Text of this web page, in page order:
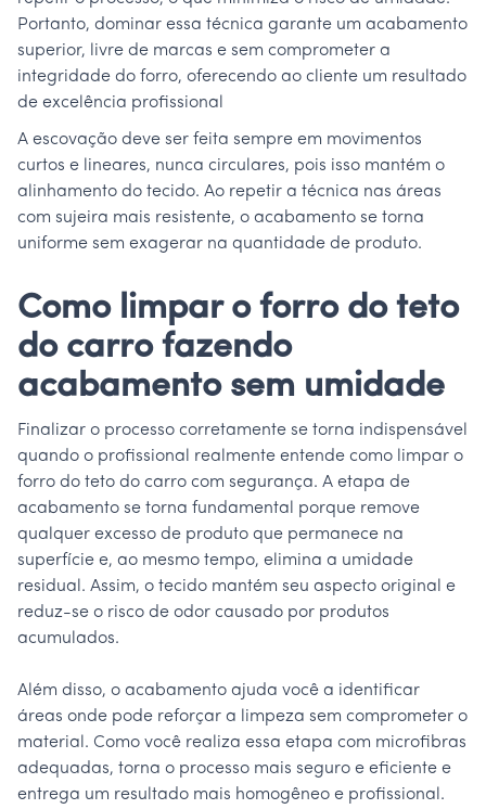
Portanto, dominar essa técnica garante um acabamento
superior, livre de marcas e sem comprometer a
integridade do forro, oferecendo ao cliente um resultado
de excelência profissional
A escovação deve ser feita sempre em movimentos
curtos e lineares, nunca circulares, pois isso mantém o
alinhamento do tecido. Ao repetir a técnica nas áreas
com sujeira mais resistente, o acabamento se torna
uniforme sem exagerar na quantidade de produto.
Como limpar o forro do teto
do carro fazendo
acabamento sem umidade
Finalizar o processo corretamente se torna indispensável
quando o profissional realmente entende como limpar o
forro do teto do carro com segurança. A etapa de
acabamento se torna fundamental porque remove
qualquer excesso de produto que permanece na
superfície e, ao mesmo tempo, elimina a umidade
residual. Assim, o tecido mantém seu aspecto original e
reduz-se o risco de odor causado por produtos
acumulados.
Além disso, o acabamento ajuda você a identificar
áreas onde pode reforçar a limpeza sem comprometer o
material. Como você realiza essa etapa com microfibras
adequadas, torna o processo mais seguro e eficiente e
entrega um resultado mais homogêneo e profissional.